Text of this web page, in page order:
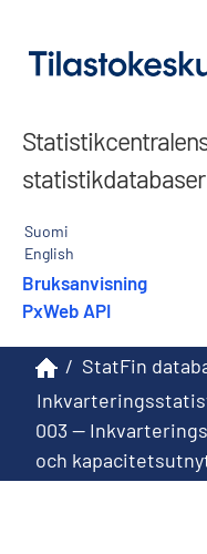
statistikdatabaser
Suomi
English
Bruksanvisning
PxWeb API
/ StatFin
003 --
och